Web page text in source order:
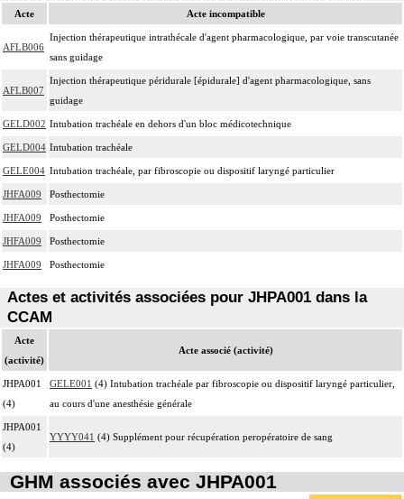
Acte Acte incompatible
AFLB006
Injection thérapeutique intrathécale d'agent pharmacologique, par voie transcutanée
sans guidage
AFLB007
Injection thérapeutique péridurale [épidurale] d'agent pharmacologique, sans
guidage
GELD002 Intubation trachéale en dehors d'un bloc médicotechnique
GELD004 Intubation trachéale
GELE004 Intubation trachéale, par fibroscopie ou dispositif laryngé particulier
JHFA009 Posthectomie
JHFA009 Posthectomie
JHFA009 Posthectomie
JHFA009 Posthectomie
Actes et activités associées pour JHPA001 dans la
CCAM
Acte
(activité)
Acte associé (activité)
JHPA001
(4)
GELE001 (4) Intubation trachéale par fibroscopie ou dispositif laryngé particulier,
au cours d'une anesthésie générale
JHPA001
(4)
YYYY041 (4) Supplément pour récupération peropératoire de sang
GHM associés avec JHPA001